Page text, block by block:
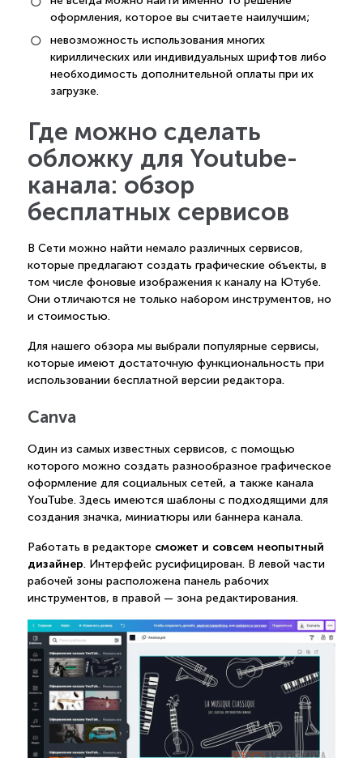
оформления, которое вы считаете наилучшим;
невозможность использования многих
кириллических или индивидуальных шрифтов либо
необходимость дополнительной оплаты при их
загрузке.
Где можно сделать
обложку для Youtube-
канала: обзор
бесплатных сервисов
В Сети можно найти немало различных сервисов,
которые предлагают создать графические объекты, в
том числе фоновые изображения к каналу на Ютубе.
Они отличаются не только набором инструментов, но
и стоимостью.
Для нашего обзора мы выбрали популярные сервисы,
которые имеют достаточную функциональность при
использовании бесплатной версии редактора.
Canva
Один из самых известных сервисов, с помощью
которого можно создать разнообразное графическое
оформление для социальных сетей, а также канала
YouTube. Здесь имеются шаблоны с подходящими для
создания значка, миниатюры или баннера канала.
Работать в редакторе сможет и совсем неопытный
дизайнер. Интерфейс русифицирован. В левой части
рабочей зоны расположена панель рабочих
инструментов, в правой — зона редактирования.